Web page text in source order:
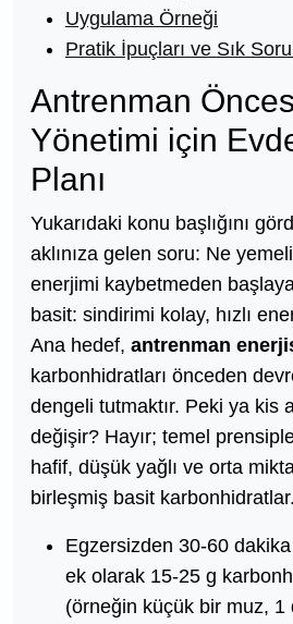
Uygulama Örneği
Pratik İpuçları ve Sık
Antrenman
Yönetimi için
Planı
Yukarıdaki konu başlığını
aklınıza gelen soru: Ne
enerjimi kaybetmeden
basit: sindirimi kolay, hızlı
Ana hedef, antrenman
karbonhidratları önceden
dengeli tutmaktır. Peki ya kis
değişir? Hayır; temel
hafif, düşük yağlı ve orta
birleşmiş basit karbonhidratlar.
Egzersizden 30-60
ek olarak 15-25 g
(örneğin küçük bir muz, 1